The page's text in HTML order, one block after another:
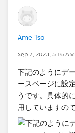
対処法としては
つパラメータの
怠データを使う
れます。
Ame Tso
Sep 7, 2023, 5:16 AM
下記のようにデ
ースページに設
うです。具体的
用していますの